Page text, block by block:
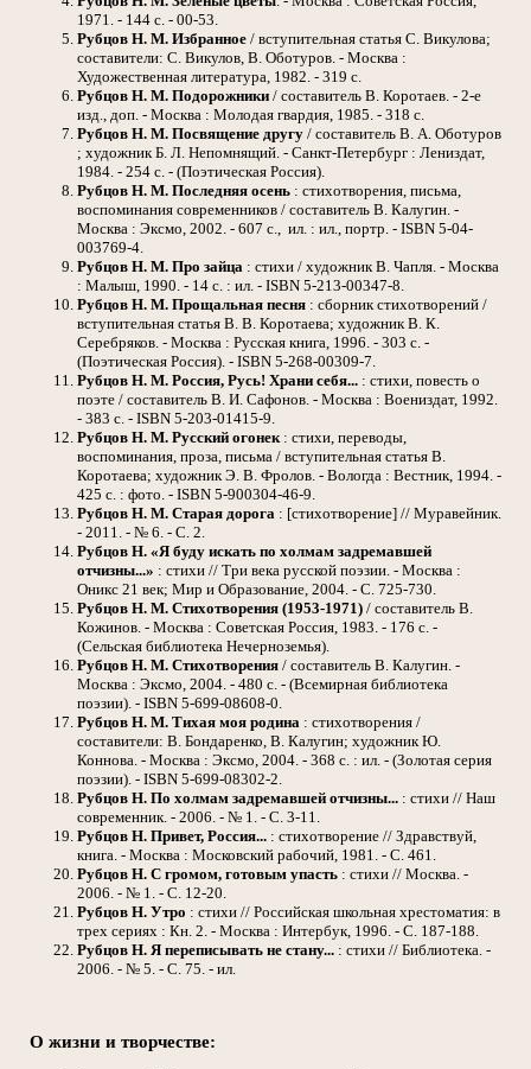
1971. - 144 с. - 00-53.
Рубцов Н. М. Избранное / вступительная статья С. Викулова;
составители: С. Викулов, В. Оботуров. - Москва :
Художественная литература, 1982. - 319 с.
Рубцов Н. М. Подорожники / составитель В. Коротаев. - 2-е
изд., доп. - Москва : Молодая гвардия, 1985. - 318 с.
Рубцов Н. М. Посвящение другу / составитель В. А. Оботуров
; художник Б. Л. Непомнящий. - Санкт-Петербург : Лениздат,
1984. - 254 с. - (Поэтическая Россия).
Рубцов Н. М. Последняя осень : стихотворения, письма,
воспоминания современников / составитель В. Калугин. -
Москва : Эксмо, 2002. - 607 с., ил. : ил., портр. - ISBN 5-04-
003769-4.
Рубцов Н. М. Про зайца : стихи / художник В. Чапля. - Москва
: Малыш, 1990. - 14 с. : ил. - ISBN 5-213-00347-8.
Рубцов Н. М. Прощальная песня : сборник стихотворений /
вступительная статья В. В. Коротаева; художник В. К.
Серебряков. - Москва : Русская книга, 1996. - 303 с. -
(Поэтическая Россия). - ISBN 5-268-00309-7.
Рубцов Н. М. Россия, Русь! Храни себя... : стихи, повесть о
поэте / составитель В. И. Сафонов. - Москва : Воениздат, 1992.
- 383 с. - ISBN 5-203-01415-9.
Рубцов Н. М. Русский огонек : стихи, переводы,
воспоминания, проза, письма / вступительная статья В.
Коротаева; художник Э. В. Фролов. - Вологда : Вестник, 1994. -
425 с. : фото. - ISBN 5-900304-46-9.
Рубцов Н. М. Старая дорога : [стихотворение] // Муравейник.
- 2011. - № 6. - С. 2.
Рубцов Н. «Я буду искать по холмам задремавшей
отчизны...» : стихи // Три века русской поэзии. - Москва :
Оникс 21 век; Мир и Образование, 2004. - С. 725-730.
Рубцов Н. М. Стихотворения (1953-1971) / составитель В.
Кожинов. - Москва : Советская Россия, 1983. - 176 с. -
(Сельская библиотека Нечерноземья).
Рубцов Н. М. Стихотворения / составитель В. Калугин. -
Москва : Эксмо, 2004. - 480 с. - (Всемирная библиотека
поэзии). - ISBN 5-699-08608-0.
Рубцов Н. М. Тихая моя родина : стихотворения /
составители: В. Бондаренко, В. Калугин; художник Ю.
Коннова. - Москва : Эксмо, 2004. - 368 с. : ил. - (Золотая серия
поэзии). - ISBN 5-699-08302-2.
Рубцов Н. По холмам задремавшей отчизны... : стихи // Наш
современник. - 2006. - № 1. - С. 3-11.
Рубцов Н. Привет, Россия... : стихотворение // Здравствуй,
книга. - Москва : Московский рабочий, 1981. - С. 461.
Рубцов Н. С громом, готовым упасть : стихи // Москва. -
2006. - № 1. - С. 12-20.
Рубцов Н. Утро : стихи // Российская школьная хрестоматия: в
трех сериях : Кн. 2. - Москва : Интербук, 1996. - С. 187-188.
Рубцов Н. Я переписывать не стану... : стихи // Библиотека. -
2006. - № 5. - С. 75. - ил.
О жизни и творчестве: